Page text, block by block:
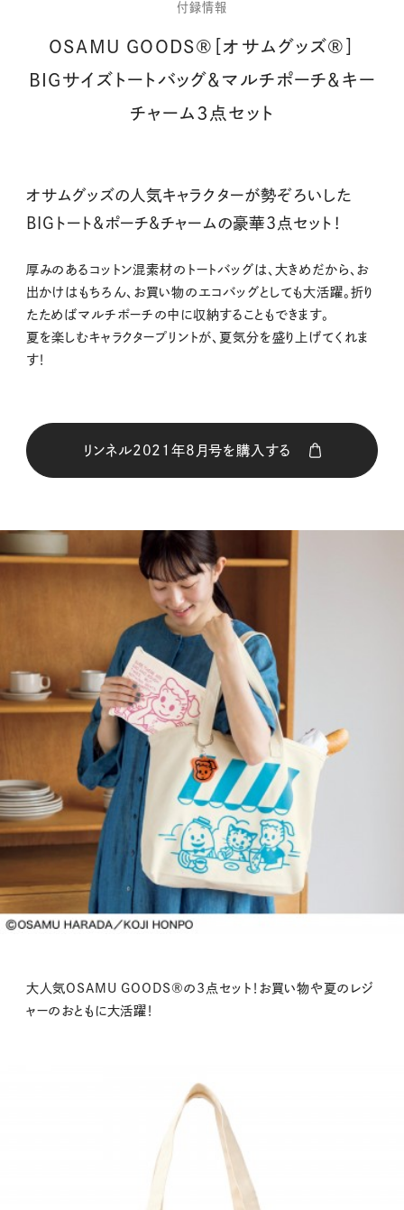
付録情報
OSAMU GOODS®［オサムグッズ®］
BIGサイズトートバッグ＆マルチポーチ＆キー
チャーム3点セット
オサムグッズの人気キャラクターが勢ぞろいした
BIGトート&ポーチ&チャームの豪華3点セット！
厚みのあるコットン混素材のトートバッグは、大きめだから、お
出かけはもちろん、お買い物のエコバッグとしても大活躍。折り
たためばマルチポーチの中に収納することもできます。
夏を楽しむキャラクタープリントが、夏気分を盛り上げてくれま
す！
リンネル2021年8月号を購入する
CLOSE
大人気OSAMU GOODS®の3点セット！お買い物や夏のレジ
ャーのおともに大活躍！